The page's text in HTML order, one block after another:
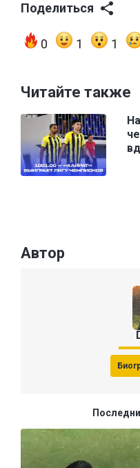
Поделиться
0 1 1
Читайте также
Автор